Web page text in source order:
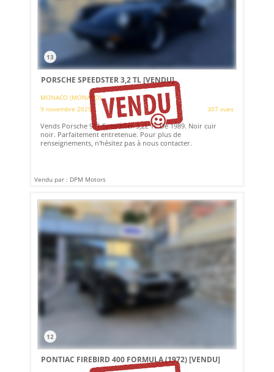
13
PORSCHE SPEEDSTER 3,2 TL[VENDU]
MONACO (MONACO)
9 novembre 2025
307 vues
Vends Porsche 911 Speedster 3,2L TL De 1989. Noir cuir
noir. Parfaitement entretenue. Pour plus de
renseignements, n'hésitez pas à nous contacter.
Vendu par : DPM Motors
12
PONTIAC FIREBIRD 400 FORMULA (1972)[VENDU]